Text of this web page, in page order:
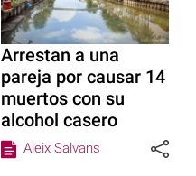
Arrestan a una
pareja por causar 14
muertos con su
alcohol casero
Aleix Salvans